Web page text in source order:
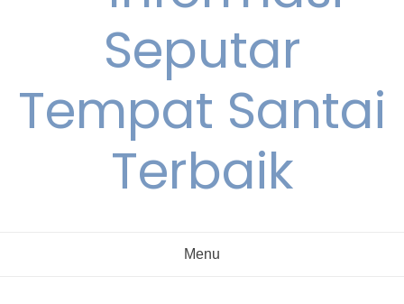
Seputar
Tempat Santai
Terbaik
Menu